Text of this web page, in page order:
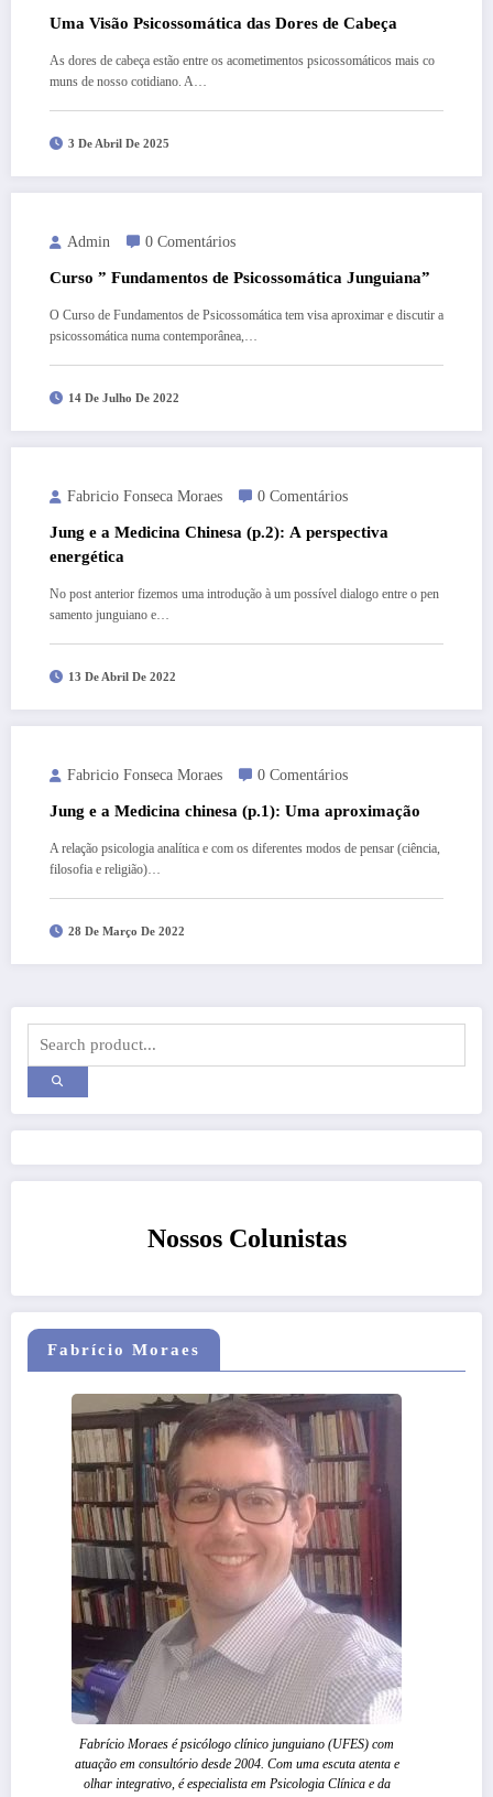
Uma Visão Psicossomática das Dores de Cabeça
As dores de cabeça estão entre os acometimentos psicossomáticos mais co
muns de nosso cotidiano. A…
3 De Abril De 2025
Admin 0 Comentários
Curso ” Fundamentos de Psicossomática Junguiana”
O Curso de Fundamentos de Psicossomática tem visa aproximar e discutir a
psicossomática numa contemporânea,…
14 De Julho De 2022
Fabricio Fonseca Moraes 0 Comentários
Jung e a Medicina Chinesa (p.2): A perspectiva
energética
No post anterior fizemos uma introdução à um possível dialogo entre o pen
samento junguiano e…
13 De Abril De 2022
Fabricio Fonseca Moraes 0 Comentários
Jung e a Medicina chinesa (p.1): Uma aproximação
A relação psicologia analítica e com os diferentes modos de pensar (ciência,
filosofia e religião)…
28 De Março De 2022
Nossos Colunistas
Fabrício Moraes
Fabrício Moraes é psicólogo clínico junguiano (UFES) com
atuação em consultório desde 2004. Com uma escuta atenta e
olhar integrativo, é especialista em Psicologia Clínica e da